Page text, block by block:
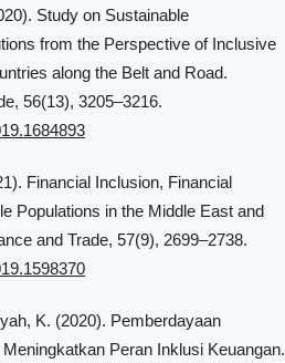
Study on Sustainable
from the Perspective of Inclusive
along the Belt and Road.
56(13), 3205–3216.
Financial Inclusion, Financial
Populations in the Middle East and
and Trade, 57(9), 2699–2738.
K. (2020). Pemberdayaan
Peran Inklusi Keuangan.